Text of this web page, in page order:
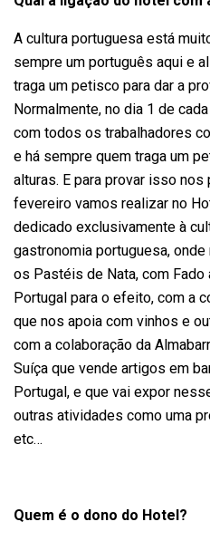
A cultura portuguesa está
sempre um português aqui e
traga um petisco para dar a
Normalmente, no dia 1 de
com todos os trabalhadores
e há sempre quem traga um
alturas. E para provar isso
fevereiro vamos realizar no
dedicado exclusivamente à
gastronomia portuguesa,
os Pastéis de Nata, com
Portugal para o efeito, com a
que nos apoia com vinhos e
com a colaboração da
Suíça que vende artigos em
Portugal, e que vai expor
outras atividades como uma
etc…
Quem é o dono do Hotel?